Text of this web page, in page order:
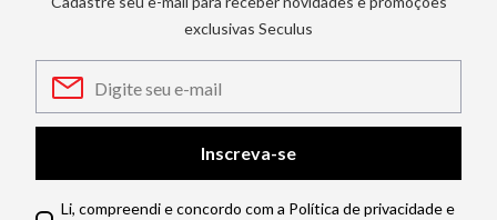
exclusivas Seculus
Inscreva-se
Li, compreendi e concordo com a Política de privacidade e